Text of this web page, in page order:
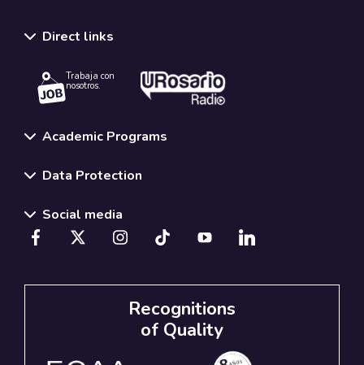
Direct links
Trabaja con
nosotros.
Academic Programs
Data Protection
Social media
Recognitions
of Quality